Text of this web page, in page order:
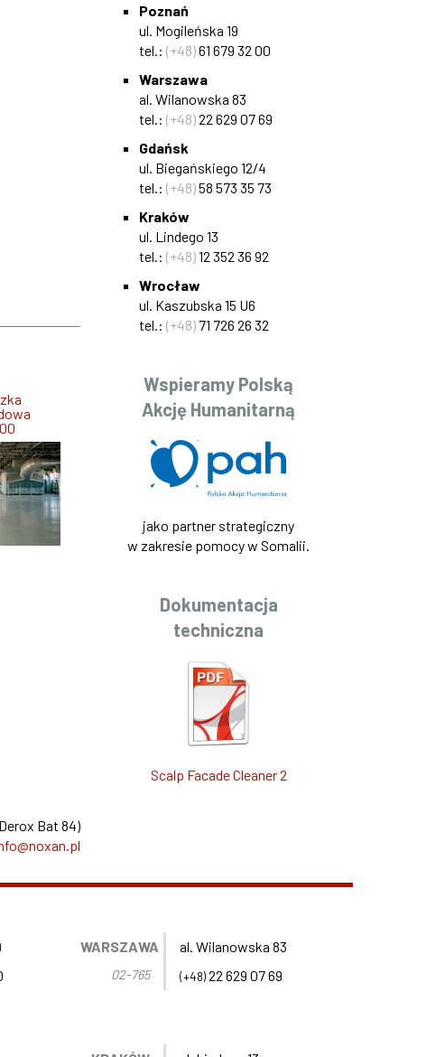
Bat 84)
Poznań
ul. Mogileńska 19
tel.: (+48)61 679 32 00
Warszawa
al. Wilanowska 83
tel.: (+48)22 629 07 69
Gdańsk
ul. Biegańskiego 12/4
tel.: (+48)58 573 35 73
Kraków
ul. Lindego 13
tel.: (+48)12 352 36 92
Wrocław
ul. Kaszubska 15 U6
tel.: (+48)71 726 26 32
Wspieramy Polską
Akcję Humanitarną
jako partner strategiczny
w zakresie pomocy w Somalii.
Dokumentacja
techniczna
Scalp Facade Cleaner 2
WARSZAWA
02-765
al. Wilanowska 83
(+48)22 629 07 69